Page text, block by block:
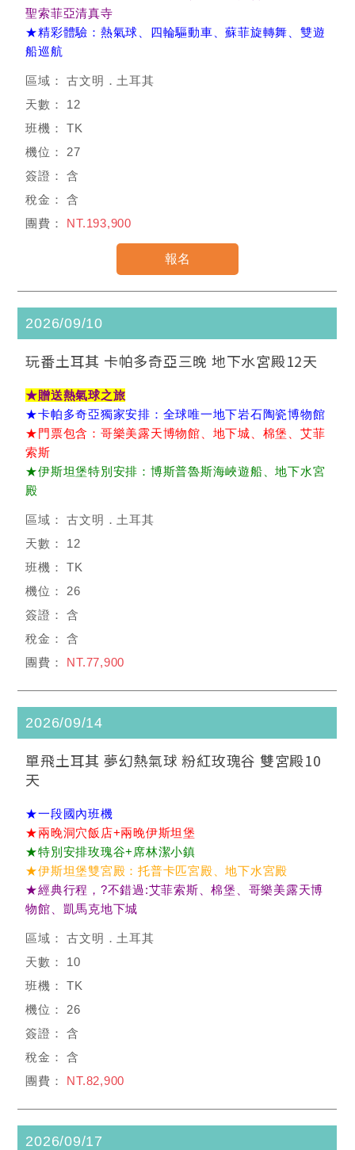
聖索菲亞清真寺
★精彩體驗：熱氣球、四輪驅動車、蘇菲旋轉舞、雙遊
船巡航
古文明．土耳其
12
TK
27
含
含
NT.193,900
2026/09/10
玩番土耳其 卡帕多奇亞三晚 地下水宮殿12天
★贈送熱氣球之旅
★卡帕多奇亞獨家安排：全球唯一地下岩石陶瓷博物館
★門票包含：哥樂美露天博物館、地下城、棉堡、艾菲
索斯
★伊斯坦堡特別安排：博斯普魯斯海峽遊船、地下水宮
殿
古文明．土耳其
12
TK
26
含
含
NT.77,900
2026/09/14
單飛土耳其 夢幻熱氣球 粉紅玫瑰谷 雙宮殿10
天
★一段國內班機
★兩晚洞穴飯店+兩晚伊斯坦堡
★特別安排玫瑰谷+席林潔小鎮
★伊斯坦堡雙宮殿：托普卡匹宮殿、地下水宮殿
★經典行程，?不錯過:艾菲索斯、棉堡、哥樂美露天博
物館、凱馬克地下城
古文明．土耳其
10
TK
26
含
含
NT.82,900
2026/09/17